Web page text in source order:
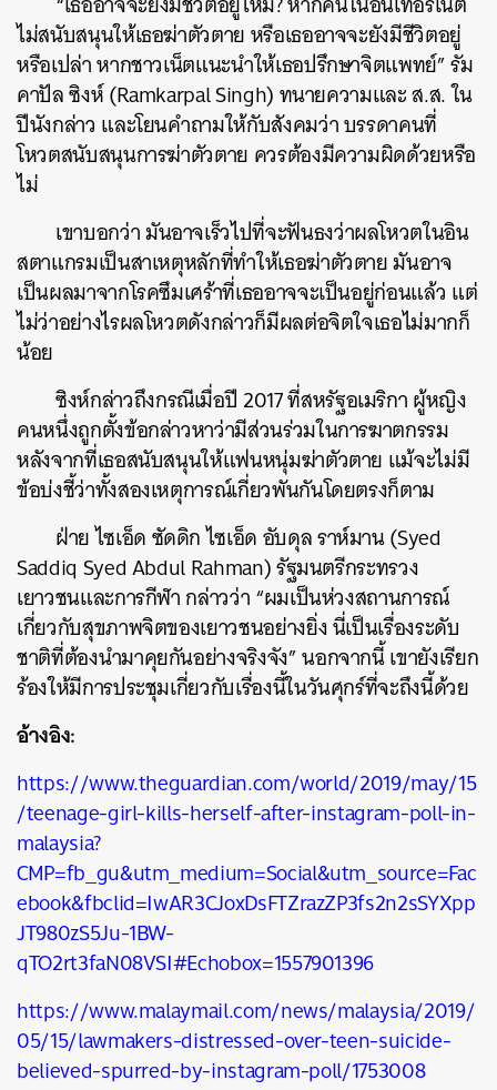
ไม่สนับสนุนให้เธอฆ่าตัวตาย หรือเธออาจจะยังมีชีวิตอยู่
หรือเปล่า หากชาวเน็ตแนะนำให้เธอปรึกษาจิตแพทย์” รัม
คาปัล ซิงห์ (Ramkarpal Singh) ทนายความและ ส.ส. ใน
ปีนังกล่าว และโยนคำถามให้กับสังคมว่า บรรดาคนที่
โหวตสนับสนุนการฆ่าตัวตาย ควรต้องมีความผิดด้วยหรือ
ไม่
เขาบอกว่า มันอาจเร็วไปที่จะฟันธงว่าผลโหวตในอิน
สตาแกรมเป็นสาเหตุหลักที่ทำให้เธอฆ่าตัวตาย มันอาจ
เป็นผลมาจากโรคซึมเศร้าที่เธออาจจะเป็นอยู่ก่อนแล้ว แต่
ไม่ว่าอย่างไรผลโหวตดังกล่าวก็มีผลต่อจิตใจเธอไม่มากก็
น้อย
ซิงห์กล่าวถึงกรณีเมื่อปี 2017 ที่สหรัฐอเมริกา ผู้หญิง
คนหนึ่งถูกตั้งข้อกล่าวหาว่ามีส่วนร่วมในการฆาตกรรม
หลังจากที่เธอสนับสนุนให้แฟนหนุ่มฆ่าตัวตาย แม้จะไม่มี
ข้อบ่งชี้ว่าทั้งสองเหตุการณ์เกี่ยวพันกันโดยตรงก็ตาม
ฝ่าย ไซเอ็ด ซัดดิก ไซเอ็ด อับดุล ราห์มาน (Syed
Saddiq Syed Abdul Rahman) รัฐมนตรีกระทรวง
เยาวชนและการกีฬา กล่าวว่า “ผมเป็นห่วงสถานการณ์
เกี่ยวกับสุขภาพจิตของเยาวชนอย่างยิ่ง นี่เป็นเรื่องระดับ
ชาติที่ต้องนำมาคุยกันอย่างจริงจัง” นอกจากนี้ เขายังเรียก
ร้องให้มีการประชุมเกี่ยวกับเรื่องนี้ในวันศุกร์ที่จะถึงนี้ด้วย
อ้างอิง:
https://www.theguardian.com/world/2019/may/15
/teenage-girl-kills-herself-after-instagram-poll-in-
malaysia?
CMP=fb_gu&utm_medium=Social&utm_source=Fac
ebook&fbclid=IwAR3CJoxDsFTZrazZP3fs2n2sSYXpp
JT980zS5Ju-1BW-
qTO2rt3faN08VSI#Echobox=1557901396
https://www.malaymail.com/news/malaysia/2019/
05/15/lawmakers-distressed-over-teen-suicide-
believed-spurred-by-instagram-poll/1753008